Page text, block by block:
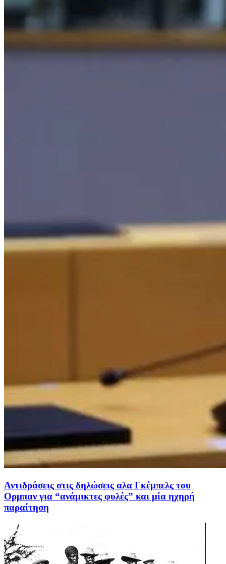
Αντιδράσεις στις δηλώσεις αλα Γκέμπελς του
Ορμπαν για “ανάμικτες φυλές” και μία ηχηρή
παραίτηση